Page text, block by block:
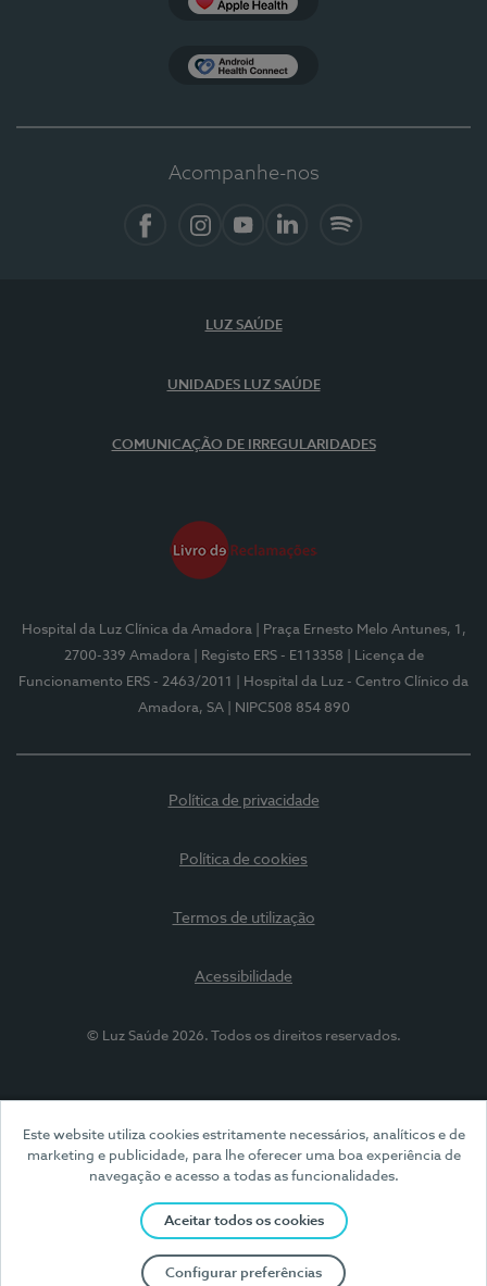
Este website utiliza cookies estritamente necessários, analíticos e de
marketing e publicidade, para lhe oferecer uma boa experiência de
navegação e acesso a todas as funcionalidades.
Aceitar todos os cookies
Configurar preferências
Acompanhe-nos
LUZ SAÚDE
UNIDADES LUZ SAÚDE
COMUNICAÇÃO DE IRREGULARIDADES
Hospital da Luz Clínica da Amadora
| Praça Ernesto Melo Antunes, 1,
2700-339 Amadora
| Registo ERS - E113358
| Licença de
Funcionamento ERS - 2463/2011
| Hospital da Luz - Centro Clínico da
Amadora, SA
| NIPC508 854 890
Política de privacidade
Política de cookies
Termos de utilização
Acessibilidade
© Luz Saúde 2026. Todos os direitos reservados.